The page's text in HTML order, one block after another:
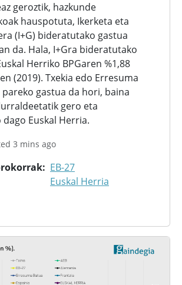
geroztik, hazkunde
hauspotuta, Ikerketa eta
(I+G) bideratutako gastua
da. Hala, I+Gra bideratutako
Herriko BPGaren %1,88
(2019). Txekia edo Erresuma
gastua da hori, baina
gero eta
Euskal Herria.
3 mins ago
EB-27
Euskal Herria